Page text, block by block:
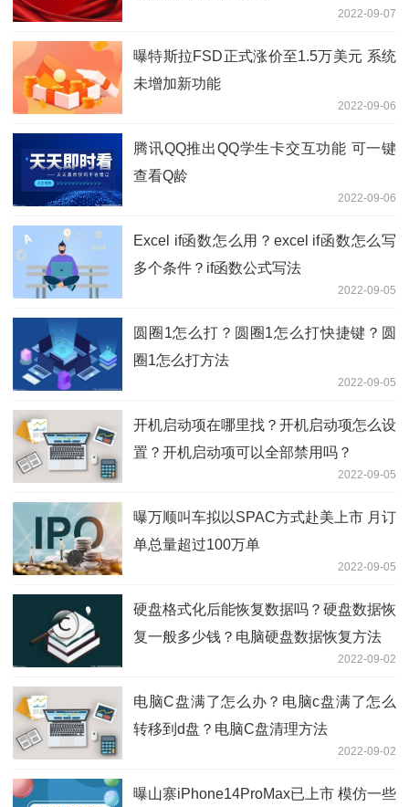
2022-09-07
曝特斯拉FSD正式涨价至1.5万美元 系统
未增加新功能
2022-09-06
腾讯QQ推出QQ学生卡交互功能 可一键
查看Q龄
2022-09-06
Excel if函数怎么用？excel if函数怎么写
多个条件？if函数公式写法
2022-09-05
圆圈1怎么打？圆圈1怎么打快捷键？圆
圈1怎么打方法
2022-09-05
开机启动项在哪里找？开机启动项怎么设
置？开机启动项可以全部禁用吗？
2022-09-05
曝万顺叫车拟以SPAC方式赴美上市 月订
单总量超过100万单
2022-09-05
硬盘格式化后能恢复数据吗？硬盘数据恢
复一般多少钱？电脑硬盘数据恢复方法
2022-09-02
电脑C盘满了怎么办？电脑c盘满了怎么
转移到d盘？电脑C盘清理方法
2022-09-02
曝山寨iPhone14ProMax已上市 模仿一些